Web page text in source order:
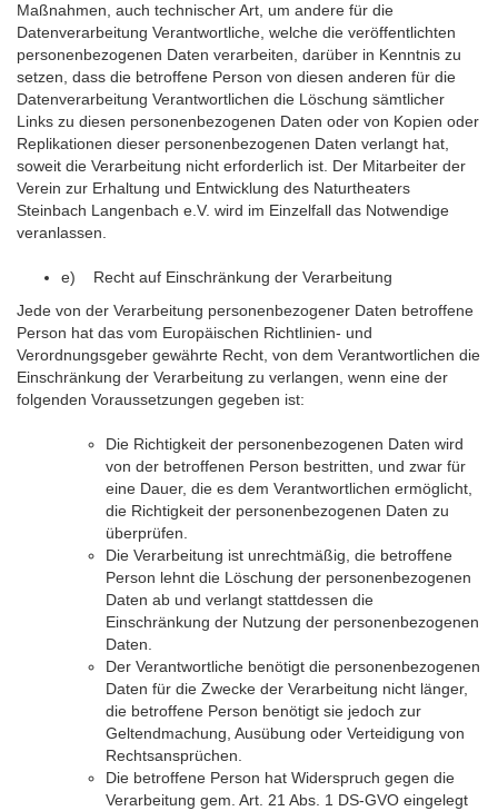
Maßnahmen, auch technischer Art, um andere für die
Datenverarbeitung Verantwortliche, welche die veröffentlichten
personenbezogenen Daten verarbeiten, darüber in Kenntnis zu
setzen, dass die betroffene Person von diesen anderen für die
Datenverarbeitung Verantwortlichen die Löschung sämtlicher
Links zu diesen personenbezogenen Daten oder von Kopien oder
Replikationen dieser personenbezogenen Daten verlangt hat,
soweit die Verarbeitung nicht erforderlich ist. Der Mitarbeiter der
Verein zur Erhaltung und Entwicklung des Naturtheaters
Steinbach Langenbach e.V. wird im Einzelfall das Notwendige
veranlassen.
e) Recht auf Einschränkung der Verarbeitung
Jede von der Verarbeitung personenbezogener Daten betroffene
Person hat das vom Europäischen Richtlinien- und
Verordnungsgeber gewährte Recht, von dem Verantwortlichen die
Einschränkung der Verarbeitung zu verlangen, wenn eine der
folgenden Voraussetzungen gegeben ist:
Die Richtigkeit der personenbezogenen Daten wird
von der betroffenen Person bestritten, und zwar für
eine Dauer, die es dem Verantwortlichen ermöglicht,
die Richtigkeit der personenbezogenen Daten zu
überprüfen.
Die Verarbeitung ist unrechtmäßig, die betroffene
Person lehnt die Löschung der personenbezogenen
Daten ab und verlangt stattdessen die
Einschränkung der Nutzung der personenbezogenen
Daten.
Der Verantwortliche benötigt die personenbezogenen
Daten für die Zwecke der Verarbeitung nicht länger,
die betroffene Person benötigt sie jedoch zur
Geltendmachung, Ausübung oder Verteidigung von
Rechtsansprüchen.
Die betroffene Person hat Widerspruch gegen die
Verarbeitung gem. Art. 21 Abs. 1 DS-GVO eingelegt